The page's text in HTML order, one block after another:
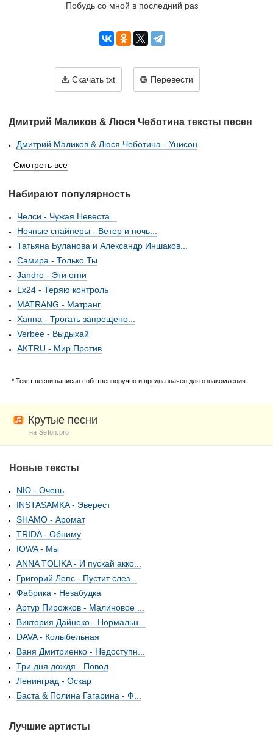
Побудь со мной в последний раз
Скачать txt Перевести
Дмитрий Маликов & Люся Чеботина тексты песен
Дмитрий Маликов & Люся Чеботина - Унисон
Смотреть все
Набирают популярность
Челси - Чужая Невеста...
Ночные снайперы - Ветер и ночь...
Татьяна Буланова и Александр Иншаков...
Самира - Только Ты
Jandro - Эти огни
Lx24 - Теряю контроль
MATRANG - Матранг
Ханна - Трогать запрещено...
Verbee - Выдыхай
AKTRU - Мир Против
* Текст песни написан собственноручно и предназначен для ознакомления.
Крутые песни
на Sefon.pro
Новые тексты
NЮ - Очень
INSTASAMKA - Эверест
SHAMO - Аромат
TRIDA - Обниму
IOWA - Мы
ANNA TOLIKA - И пускай акко...
Григорий Лепс - Пустит слез...
Фабрика - Незабудка
Артур Пирожков - Малиновое ...
Виктория Дайнеко - Нормальн...
DAVA - Колыбельная
Ваня Дмитриенко - Недоступн...
Три дня дождя - Повод
Ленинград - Оскар
Баста & Полина Гагарина - Ф...
Лучшие артисты